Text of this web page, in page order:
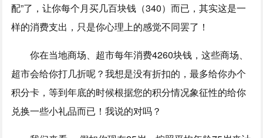
配”了，让你每个月买几百块钱（340）而已，其实这是一
样的消费支出，只是你心理上的感觉不同罢了！
你在当地商场、超市每年消费4260块钱，这些商场、
超市会给你打几折呢？我想是没有折扣的，最多给你办个
积分卡，等到年底的时候根据您的积分情况象征性的给你
兑换一些小礼品而已！我说的对吗？